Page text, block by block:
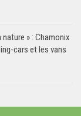
» : Chamonix
cars et les vans